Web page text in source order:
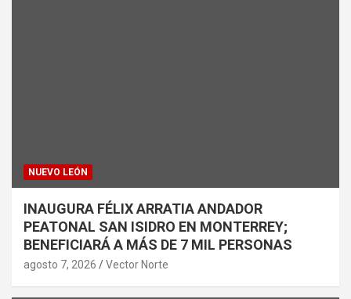
NUEVO LEÓN
INAUGURA FÉLIX ARRATIA ANDADOR
PEATONAL SAN ISIDRO EN MONTERREY;
BENEFICIARÁ A MÁS DE 7 MIL PERSONAS
agosto 7, 2026 Vector Norte